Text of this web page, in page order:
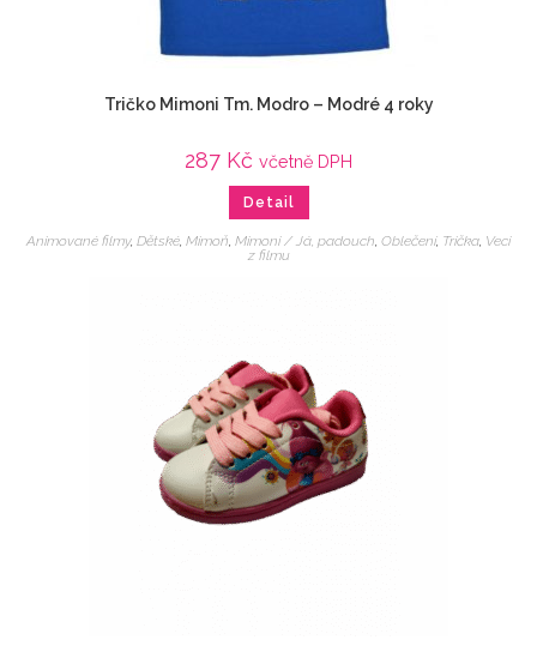
Tričko Mimoni Tm. Modro – Modré 4 roky
287 Kč včetně DPH
Detail
Animované filmy, Dětské, Mimoň, Mimoni / Já, padouch, Oblečení, Trička, Veci
z filmu